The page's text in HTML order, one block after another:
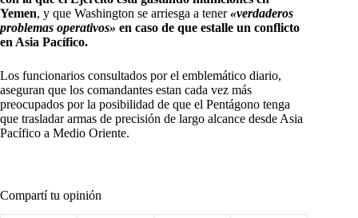
Yemen, y que Washington se arriesga a tener«verdaderos
problemas operativos» en caso de que estalle un conflicto
en Asia Pacífico.
Los funcionarios consultados por el emblemático diario,
aseguran que los comandantes estan cada vez más
preocupados por la posibilidad de que el Pentágono tenga
que trasladar armas de precisión de largo alcance desde Asia
Pacífico a Medio Oriente.
Compartí tu opinión